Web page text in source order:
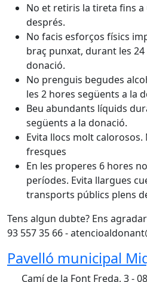
No et retiris la tireta fins
després.
No facis esforços físics
braç punxat, durant les
donació.
No prenguis begudes
les 2 hores següents a la
Beu abundants líquids
següents a la donació.
Evita llocs molt
fresques
En les properes 6 hores
períodes. Evita llargues
transports públics plens
Tens algun dubte? Ens
93 557 35 66 -
Pavelló municipal
Camí de la Font Freda, 3 -